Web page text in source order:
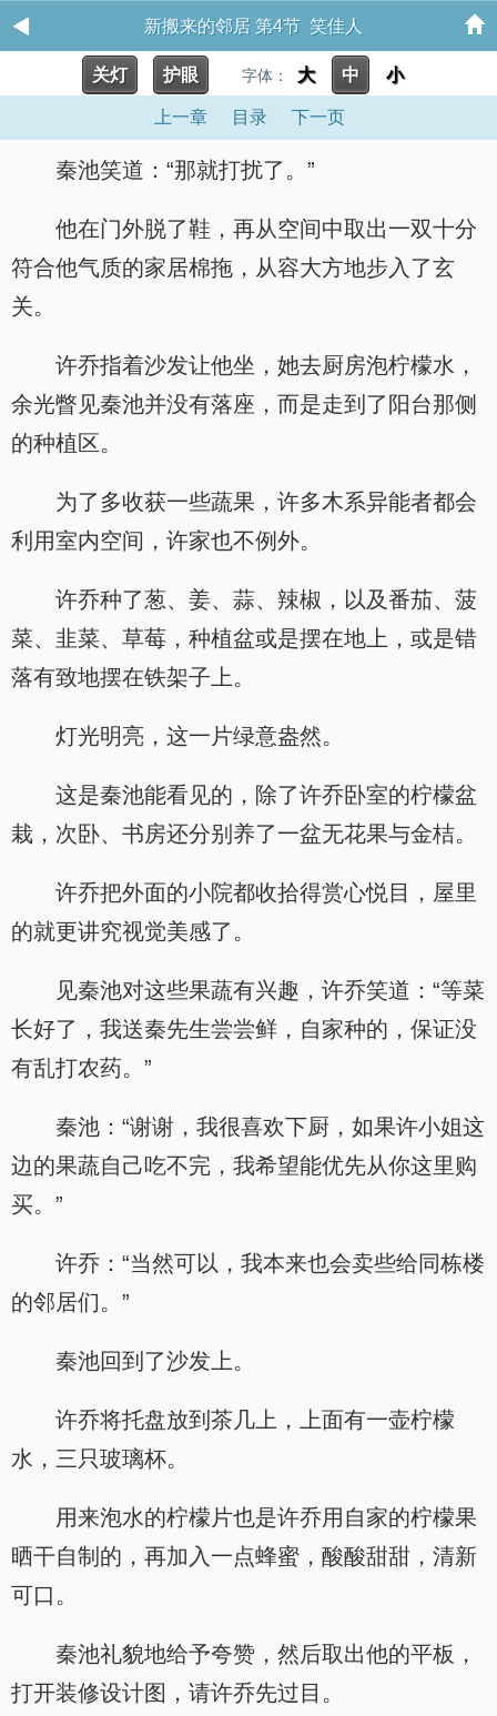
新搬来的邻居 第4节 笑佳人
关灯 护眼 字体： 大 中 小
上一章 目录 下一页
秦池笑道：“那就打扰了。”
他在门外脱了鞋，再从空间中取出一双十分
符合他气质的家居棉拖，从容大方地步入了玄
关。
许乔指着沙发让他坐，她去厨房泡柠檬水，
余光瞥见秦池并没有落座，而是走到了阳台那侧
的种植区。
为了多收获一些蔬果，许多木系异能者都会
利用室内空间，许家也不例外。
许乔种了葱、姜、蒜、辣椒，以及番茄、菠
菜、韭菜、草莓，种植盆或是摆在地上，或是错
落有致地摆在铁架子上。
灯光明亮，这一片绿意盎然。
这是秦池能看见的，除了许乔卧室的柠檬盆
栽，次卧、书房还分别养了一盆无花果与金桔。
许乔把外面的小院都收拾得赏心悦目，屋里
的就更讲究视觉美感了。
见秦池对这些果蔬有兴趣，许乔笑道：“等菜
长好了，我送秦先生尝尝鲜，自家种的，保证没
有乱打农药。”
秦池：“谢谢，我很喜欢下厨，如果许小姐这
边的果蔬自己吃不完，我希望能优先从你这里购
买。”
许乔：“当然可以，我本来也会卖些给同栋楼
的邻居们。”
秦池回到了沙发上。
许乔将托盘放到茶几上，上面有一壶柠檬
水，三只玻璃杯。
用来泡水的柠檬片也是许乔用自家的柠檬果
晒干自制的，再加入一点蜂蜜，酸酸甜甜，清新
可口。
秦池礼貌地给予夸赞，然后取出他的平板，
打开装修设计图，请许乔先过目。